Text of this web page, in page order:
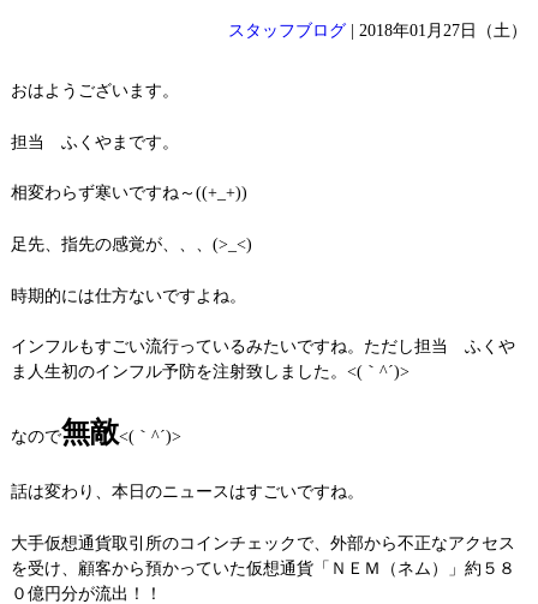
スタッフブログ | 2018年01月27日（土）
おはようございます。
担当 ふくやまです。
相変わらず寒いですね～((+_+))
足先、指先の感覚が、、、(>_<)
時期的には仕方ないですよね。
インフルもすごい流行っているみたいですね。ただし担当 ふくや
ま人生初のインフル予防を注射致しました。<(｀^´)>
なので無敵<(｀^´)>
話は変わり、本日のニュースはすごいですね。
大手仮想通貨取引所のコインチェックで、外部から不正なアクセス
を受け、顧客から預かっていた仮想通貨「ＮＥＭ（ネム）」約５８
０億円分が流出！！